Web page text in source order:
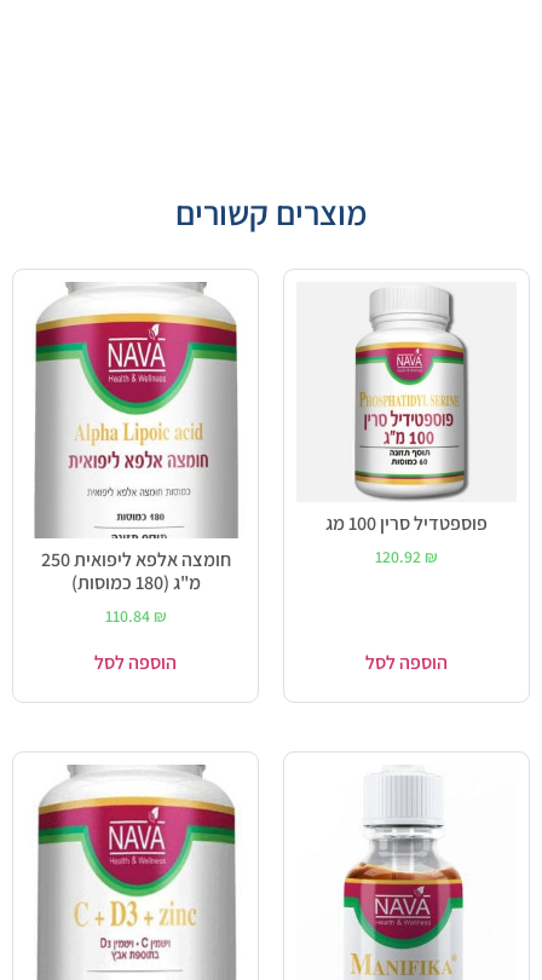
מוצרים קשורים
פוספטדיל סרין 100 מג
120.92 ₪
הוספה לסל
חומצה אלפא ליפואית 250
מ"ג (180 כמוסות)
110.84 ₪
הוספה לסל